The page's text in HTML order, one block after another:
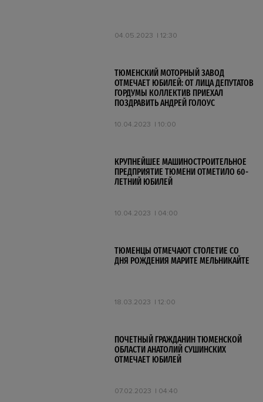
04.05.2023 12:30
ТЮМЕНСКИЙ МОТОРНЫЙ ЗАВОД
ОТМЕЧАЕТ ЮБИЛЕЙ: ОТ ЛИЦА ДЕПУТАТОВ
ГОРДУМЫ КОЛЛЕКТИВ ПРИЕХАЛ
ПОЗДРАВИТЬ АНДРЕЙ ГОЛОУС
10.04.2023 10:00
КРУПНЕЙШЕЕ МАШИНОСТРОИТЕЛЬНОЕ
ПРЕДПРИЯТИЕ ТЮМЕНИ ОТМЕТИЛО 60-
ЛЕТНИЙ ЮБИЛЕЙ
10.04.2023 04:00
ТЮМЕНЦЫ ОТМЕЧАЮТ СТОЛЕТИЕ СО
ДНЯ РОЖДЕНИЯ МАРИТЕ МЕЛЬНИКАЙТЕ
18.03.2023 12:00
ПОЧЕТНЫЙ ГРАЖДАНИН ТЮМЕНСКОЙ
ОБЛАСТИ АНАТОЛИЙ СУШИНСКИХ
ОТМЕЧАЕТ ЮБИЛЕЙ
07.02.2023 04:40